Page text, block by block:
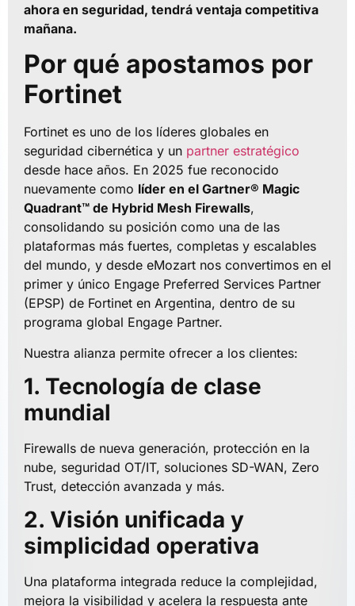
ahora en seguridad, tendrá ventaja competitiva
mañana.
Por qué apostamos por
Fortinet
Fortinet es uno de los líderes globales en
seguridad cibernética y un partner estratégico
desde hace años. En 2025 fue reconocido
nuevamente como líder en el Gartner® Magic
Quadrant™ de Hybrid Mesh Firewalls,
consolidando su posición como una de las
plataformas más fuertes, completas y escalables
del mundo, y desde eMozart nos convertimos en el
primer y único Engage Preferred Services Partner
(EPSP) de Fortinet en Argentina, dentro de su
programa global Engage Partner.
Nuestra alianza permite ofrecer a los clientes:
1. Tecnología de clase
mundial
Firewalls de nueva generación, protección en la
nube, seguridad OT/IT, soluciones SD-WAN, Zero
Trust, detección avanzada y más.
2. Visión unificada y
simplicidad operativa
Una plataforma integrada reduce la complejidad,
mejora la visibilidad y acelera la respuesta ante